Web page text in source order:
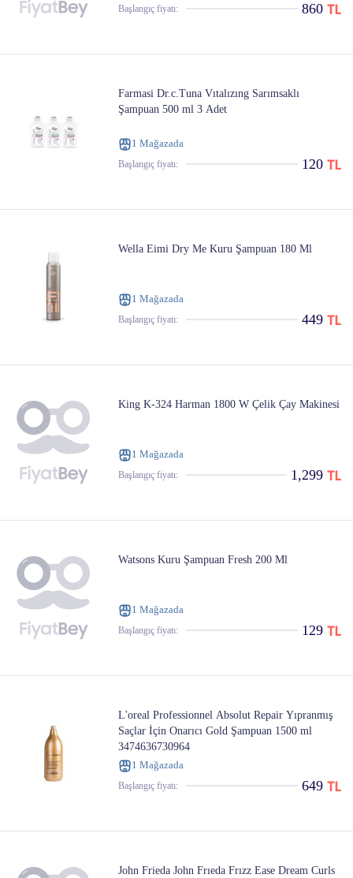
Başlangıç ​​fiyatı: 860
Farmasi Dr.c.Tuna Vıtalızıng Sarımsaklı
Şampuan 500 ml 3 Adet
1 Mağazada
Başlangıç ​​fiyatı: 120
Wella Eimi Dry Me Kuru Şampuan 180 Ml
1 Mağazada
Başlangıç ​​fiyatı: 449
King K-324 Harman 1800 W Çelik Çay Makinesi
1 Mağazada
Başlangıç ​​fiyatı: 1,299
Watsons Kuru Şampuan Fresh 200 Ml
1 Mağazada
Başlangıç ​​fiyatı: 129
L'oreal Professionnel Absolut Repair Yıpranmış
Saçlar İçin Onarıcı Gold Şampuan 1500 ml
3474636730964
1 Mağazada
Başlangıç ​​fiyatı: 649
John Frieda John Frıeda Frızz Ease Dream Curls